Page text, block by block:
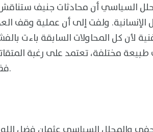
السياسي أن محادثات جنيف ستناقش
الإنسانية. ولفت إلى أن عملية وقف
لأن كل المحاولات السابقة باءت
مختلفة، تعتمد على رغبة
فضلا عن الشق الثاني المتعلق بالوضع الإنساني.